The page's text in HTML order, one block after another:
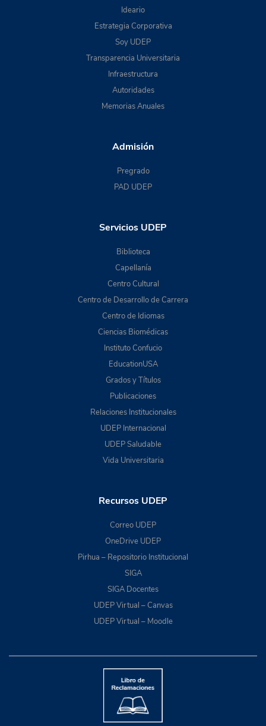
Ideario
Estrategia Corporativa
Soy UDEP
Transparencia Universitaria
Infraestructura
Autoridades
Memorias Anuales
Admisión
Pregrado
PAD UDEP
Servicios UDEP
Biblioteca
Capellanía
Centro Cultural
Centro de Desarrollo de Carrera
Centro de Idiomas
Ciencias Biomédicas
Instituto Confucio
EducationUSA
Grados y Títulos
Publicaciones
Relaciones Institucionales
UDEP Internacional
UDEP Saludable
Vida Universitaria
Recursos UDEP
Correo UDEP
OneDrive UDEP
Pirhua – Repositorio Institucional
SIGA
SIGA Docentes
UDEP Virtual – Canvas
UDEP Virtual – Moodle